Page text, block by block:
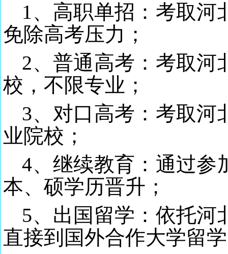
1、高职单招：考取河
免除高考压力；
2、普通高考：考取河
校，不限专业；
3、对口高考：考取河
业院校；
4、继续教育：通过参
本、硕学历晋升；
5、出国留学：依托河
直接到国外合作大学留